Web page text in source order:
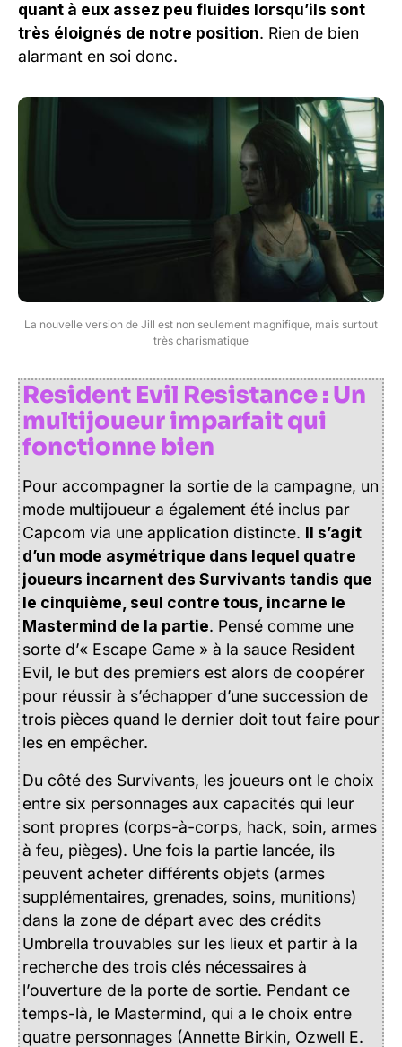
quant à eux assez peu fluides lorsqu’ils sont
très éloignés de notre position. Rien de bien
alarmant en soi donc.
La nouvelle version de Jill est non seulement magnifique, mais surtout
très charismatique
Resident Evil Resistance : Un
multijoueur imparfait qui
fonctionne bien
Pour accompagner la sortie de la campagne, un
mode multijoueur a également été inclus par
Capcom via une application distincte. Il s’agit
d’un mode asymétrique dans lequel quatre
joueurs incarnent des Survivants tandis que
le cinquième, seul contre tous, incarne le
Mastermind de la partie. Pensé comme une
sorte d’« Escape Game » à la sauce Resident
Evil, le but des premiers est alors de coopérer
pour réussir à s’échapper d’une succession de
trois pièces quand le dernier doit tout faire pour
les en empêcher.
Du côté des Survivants, les joueurs ont le choix
entre six personnages aux capacités qui leur
sont propres (corps-à-corps, hack, soin, armes
à feu, pièges). Une fois la partie lancée, ils
peuvent acheter différents objets (armes
supplémentaires, grenades, soins, munitions)
dans la zone de départ avec des crédits
Umbrella trouvables sur les lieux et partir à la
recherche des trois clés nécessaires à
l’ouverture de la porte de sortie. Pendant ce
temps-là, le Mastermind, qui a le choix entre
quatre personnages (Annette Birkin, Ozwell E.